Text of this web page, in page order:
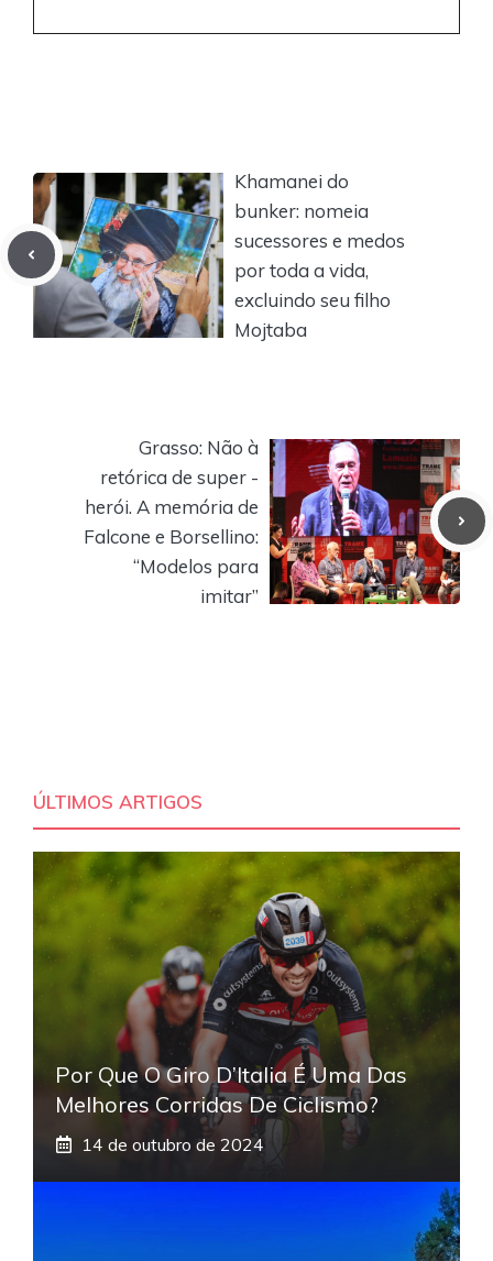
Khamanei do
bunker: nomeia
sucessores e medos
por toda a vida,
excluindo seu filho
Mojtaba
Grasso: Não à
retórica de super -
herói. A memória de
Falcone e Borsellino:
“Modelos para
imitar”
ÚLTIMOS ARTIGOS
Por Que O Giro D’Italia É Uma Das
Melhores Corridas De Ciclismo?
14 de outubro de 2024